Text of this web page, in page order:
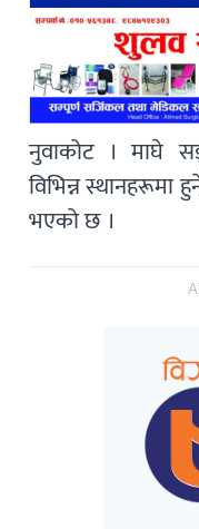
नुवाकोट । माघे
विभिन्न स्थानहरूमा
भएको छ ।